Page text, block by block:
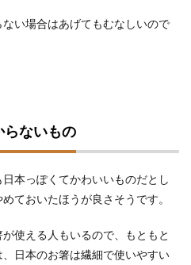
い場合はあげてもむなしいので
らないもの
本っぽくてかわいいものだとし
ておいたほうが良さそうです。
使える人もいるので、もともと
日本のお箸は繊細で使いやすい